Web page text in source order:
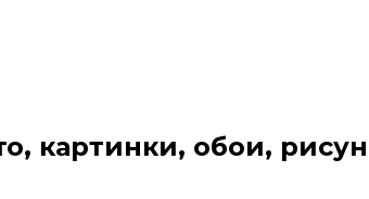
картинки, обои,